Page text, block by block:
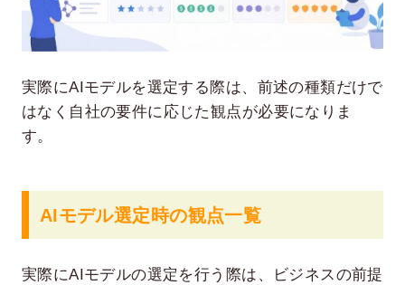
実際にAIモデルを選定する際は、前述の種類だけで
はなく自社の要件に応じた観点が必要になりま
す。
AIモデル選定時の観点一覧
実際にAIモデルの選定を行う際は、ビジネスの前提